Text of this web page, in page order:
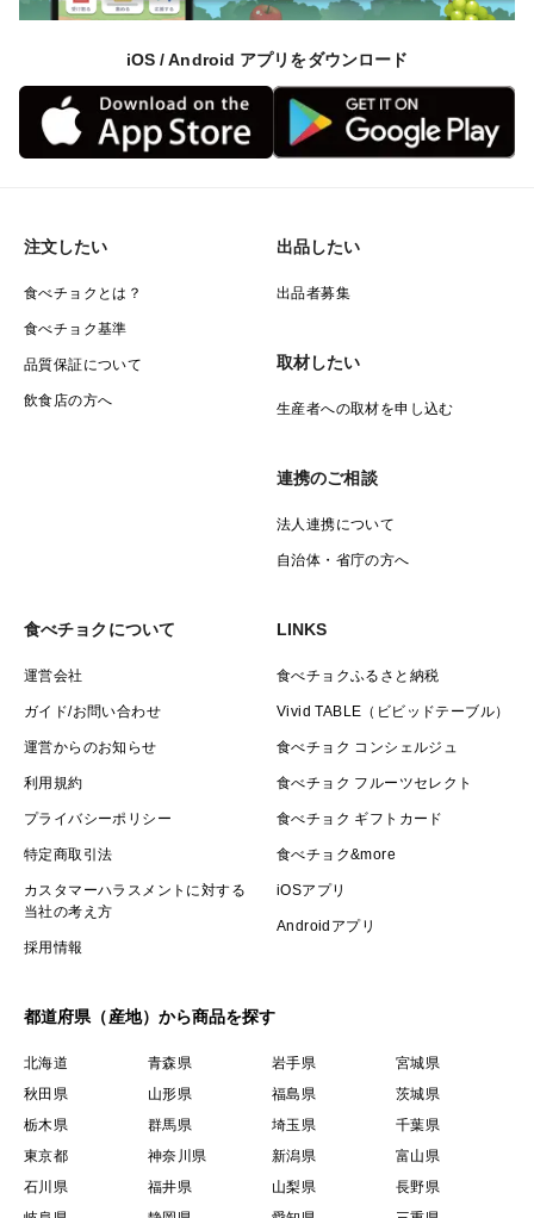
iOS / Android アプリをダウンロード
注文したい
食べチョクとは？
食べチョク基準
品質保証について
飲食店の方へ
出品したい
出品者募集
取材したい
生産者への取材を申し込む
連携のご相談
法人連携について
自治体・省庁の方へ
食べチョクについて
運営会社
ガイド/お問い合わせ
運営からのお知らせ
利用規約
プライバシーポリシー
特定商取引法
カスタマーハラスメントに対する
当社の考え方
採用情報
LINKS
食べチョクふるさと納税
Vivid TABLE（ビビッドテーブル）
食べチョク コンシェルジュ
食べチョク フルーツセレクト
食べチョク ギフトカード
食べチョク&more
iOSアプリ
Androidアプリ
都道府県（産地）から商品を探す
北海道 青森県 岩手県
宮城県
秋田県
山形県 福島県
茨城県
栃木県
群馬県 埼玉県
千葉県
東京都
神奈川県 新潟県
富山県
石川県
福井県 山梨県
長野県